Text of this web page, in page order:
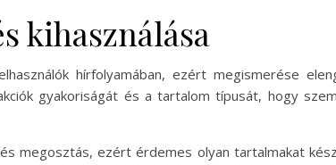
kihasználása
hírfolyamában, ezért megismerése
gyakoriságát és a tartalom típusát, hogy
megosztás, ezért érdemes olyan tartalmakat